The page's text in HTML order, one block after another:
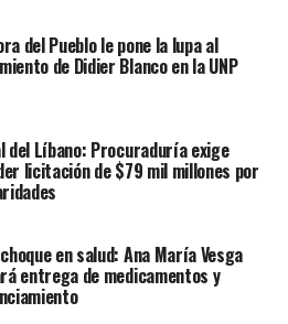
del Pueblo le pone la lupa al
de Didier Blanco en la UNP
del Líbano: Procuraduría exige
licitación de $79 mil millones por
en salud: Ana María Vesga
entrega de medicamentos y